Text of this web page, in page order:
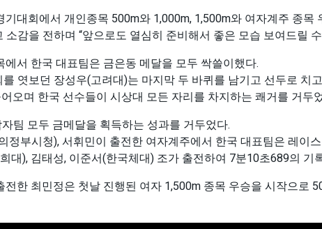
대회에서 개인종목 500m와 1,000m, 1,500m와 여자계주 종
소감을 전하며 “앞으로도 열심히 준비해서 좋은 모습 보여드릴
서 한국 대표팀은 금은동 메달을 모두 싹쓸이했다.
엿보던 장성우(고려대)는 마지막 두 바퀴를 남기고 선두로
오며 한국 선수들이 시상대 모든 자리를 차지하는 쾌거를 거두
팀 모두 금메달을 획득하는 성과를 거두었다.
정부시청), 서휘민이 출전한 여자계주에서 한국 대표팀은 레
대), 김태성, 이준서(한국체대) 조가 출전하여 7분10초689의 기
한 최민정은 첫날 진행된 여자 1,500m 종목 우승을 시작으